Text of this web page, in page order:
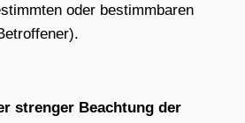
oder bestimmbaren
strenger Beachtung der